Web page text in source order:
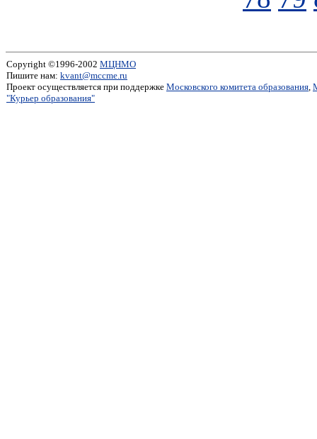
Copyright ©1996-2002 МЦНМО
Пишите нам: kvant@mccme.ru
Проект осуществляется при поддержке Московского комитета образования,
"Курьер образования"